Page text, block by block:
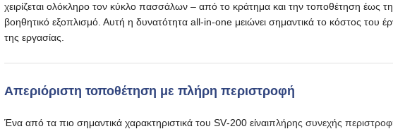
χειρίζεται ολόκληρο τον κύκλο πασσάλων – από το κράτημα και την τοποθέτηση έως
βοηθητικό εξοπλισμό. Αυτή η δυνατότητα all-in-one μειώνει σημαντικά το κόστος του
της εργασίας.
Απεριόριστη τοποθέτηση με πλήρη περιστροφή
Ένα από τα πιο σημαντικά χαρακτηριστικά του SV‑200 είναιπλήρης συνεχής